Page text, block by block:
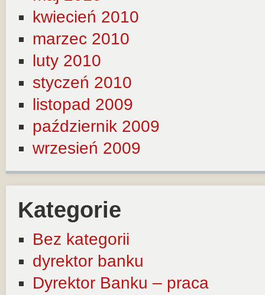
kwiecień 2010
marzec 2010
luty 2010
styczeń 2010
listopad 2009
październik 2009
wrzesień 2009
Kategorie
Bez kategorii
dyrektor banku
Dyrektor Banku – praca